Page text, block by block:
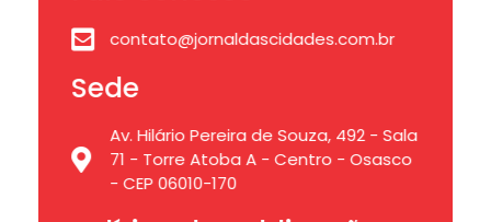
contato@jornaldascidades.com.br
Sede
Av. Hilário Pereira de Souza, 492 - Sala
71 - Torre Atoba A - Centro - Osasco
- CEP 06010-170